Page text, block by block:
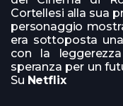
Cortellesi alla sua
personaggio
era sottoposta
con la
speranza per un
Su Netflix